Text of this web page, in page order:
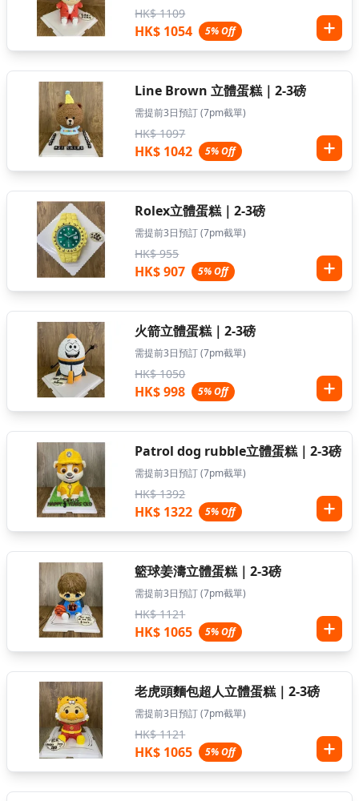
HK$ 1109
HK$ 1054 5% Off
Line Brown 立體蛋糕｜2-3磅
需提前3日預訂 (7pm截單)
HK$ 1097
HK$ 1042 5% Off
Rolex立體蛋糕｜2-3磅
需提前3日預訂 (7pm截單)
HK$ 955
HK$ 907 5% Off
火箭立體蛋糕｜2-3磅
需提前3日預訂 (7pm截單)
HK$ 1050
HK$ 998 5% Off
Patrol dog rubble立體蛋糕｜2-3磅
需提前3日預訂 (7pm截單)
HK$ 1392
HK$ 1322 5% Off
籃球姜濤立體蛋糕｜2-3磅
需提前3日預訂 (7pm截單)
HK$ 1121
HK$ 1065 5% Off
老虎頭麵包超人立體蛋糕｜2-3磅
需提前3日預訂 (7pm截單)
HK$ 1121
HK$ 1065 5% Off